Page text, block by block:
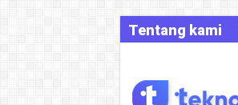
Tentang kami